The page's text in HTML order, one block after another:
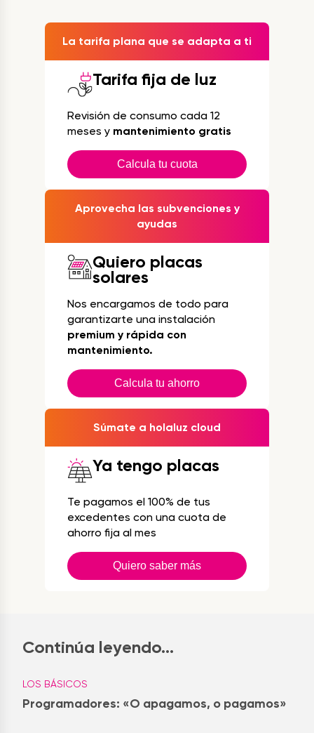
La tarifa plana que se adapta a ti
Tarifa fija de luz
Revisión de consumo cada 12
meses y mantenimiento gratis
Calcula tu cuota
Aprovecha las subvenciones y
ayudas
Quiero placas
solares
Nos encargamos de todo para
garantizarte una instalación
premium y rápida con
mantenimiento.
Calcula tu ahorro
Súmate a holaluz cloud
Ya tengo placas
Te pagamos el 100% de tus
excedentes con una cuota de
ahorro fija al mes
Quiero saber más
Continúa leyendo...
LOS BÁSICOS
Programadores: «O apagamos, o pagamos»